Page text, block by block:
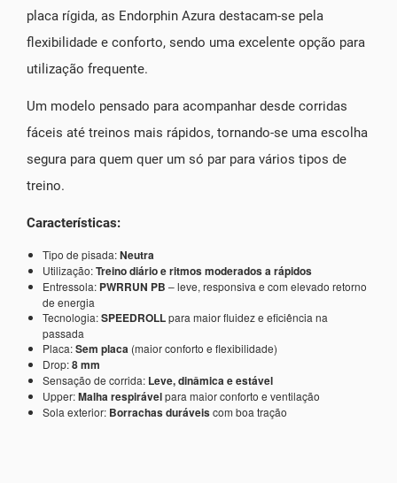
placa rígida, as Endorphin Azura destacam-se pela
flexibilidade e conforto, sendo uma excelente opção para
utilização frequente.
Um modelo pensado para acompanhar desde corridas
fáceis até treinos mais rápidos, tornando-se uma escolha
segura para quem quer um só par para vários tipos de
treino.
Características:
Tipo de pisada:Neutra
Utilização:Treino diário e ritmos moderados a rápidos
Entressola: PWRRUN PB – leve, responsiva e com elevado retorno
de energia
Tecnologia:SPEEDROLLpara maior fluidez e eficiência na
passada
Placa:Sem placa (maior conforto e flexibilidade)
Drop:8 mm
Sensação de corrida: Leve, dinâmica e estável
Upper:Malha respirávelpara maior conforto e ventilação
Sola exterior: Borrachas duráveiscom boa tração